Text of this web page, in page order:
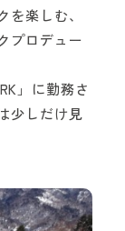
ム
楽しむ、
プロデュー
」に勤務さ
少しだけ見